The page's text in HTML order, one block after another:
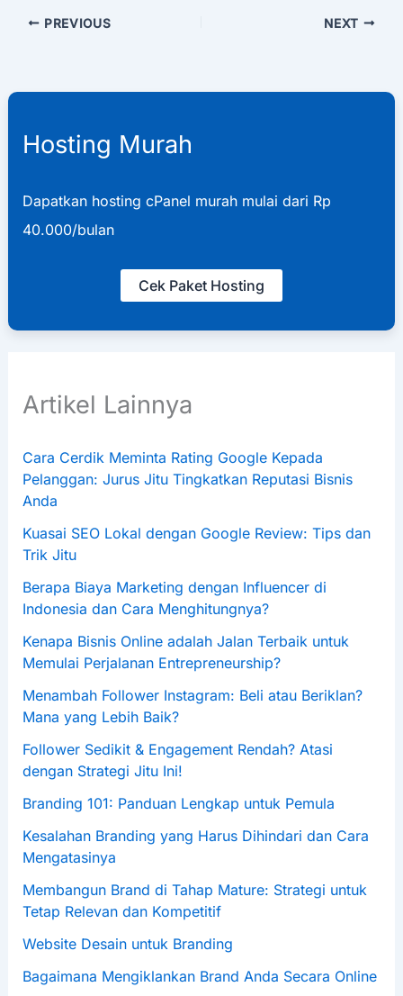
PREVIOUS NEXT
Hosting Murah
Dapatkan hosting cPanel murah mulai dari Rp
40.000/bulan
Cek Paket Hosting
Artikel Lainnya
Cara Cerdik Meminta Rating Google Kepada
Pelanggan: Jurus Jitu Tingkatkan Reputasi Bisnis
Anda
Kuasai SEO Lokal dengan Google Review: Tips dan
Trik Jitu
Berapa Biaya Marketing dengan Influencer di
Indonesia dan Cara Menghitungnya?
Kenapa Bisnis Online adalah Jalan Terbaik untuk
Memulai Perjalanan Entrepreneurship?
Menambah Follower Instagram: Beli atau Beriklan?
Mana yang Lebih Baik?
Follower Sedikit & Engagement Rendah? Atasi
dengan Strategi Jitu Ini!
Branding 101: Panduan Lengkap untuk Pemula
Kesalahan Branding yang Harus Dihindari dan Cara
Mengatasinya
Membangun Brand di Tahap Mature: Strategi untuk
Tetap Relevan dan Kompetitif
Website Desain untuk Branding
Bagaimana Mengiklankan Brand Anda Secara Online